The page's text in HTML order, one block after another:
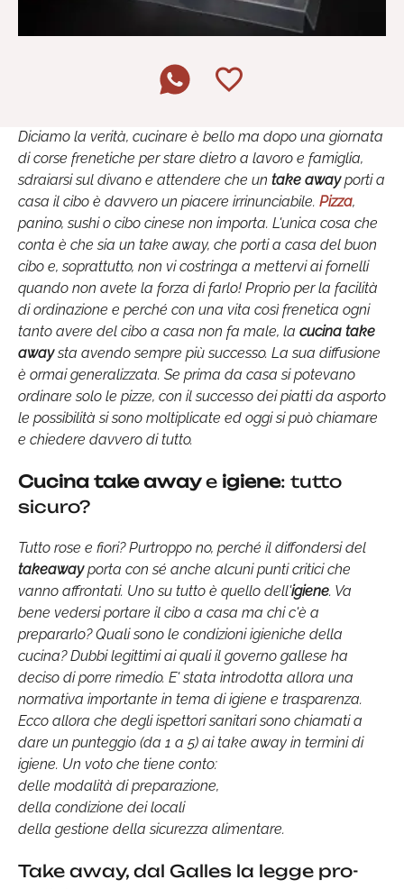
Diciamo la verità, cucinare è bello ma dopo una giornata
di corse frenetiche per stare dietro a lavoro e famiglia,
sdraiarsi sul divano e attendere che un take awayporti a
casa il cibo è davvero un piacere irrinunciabile. Pizza,
panino, sushi o cibo cinese non importa. L'unica cosa che
conta è che sia un take away, che porti a casa del buon
cibo e, soprattutto, non vi costringa a mettervi ai fornelli
quando non avete la forza di farlo! Proprio per la facilità
di ordinazione e perché con una vita così frenetica ogni
tanto avere del cibo a casa non fa male, la cucina take
awaysta avendo sempre più successo. La sua diffusione
è ormai generalizzata. Se prima da casa si potevano
ordinare solo le pizze, con il successo dei piatti da asporto
le possibilità si sono moltiplicate ed oggi si può chiamare
e chiedere davvero di tutto.
Cucina take awaye igiene: tutto
sicuro?
Tutto rose e fiori? Purtroppo no, perché il diffondersi del
takeawayporta con sé anche alcuni punti critici che
vanno affrontati. Uno su tutto è quello dell'igiene. Va
bene vedersi portare il cibo a casa ma chi c'è a
prepararlo? Quali sono le condizioni igieniche della
cucina? Dubbi legittimi ai quali il governo gallese ha
deciso di porre rimedio. E' stata introdotta allora una
normativa importante in tema di igiene e trasparenza.
Ecco allora che degli ispettori sanitari sono chiamati a
dare un punteggio (da 1 a 5) ai take away in termini di
igiene. Un voto che tiene conto:
delle modalità di preparazione,
della condizione dei locali
della gestione della sicurezza alimentare.
Take away, dal Galles la legge pro-